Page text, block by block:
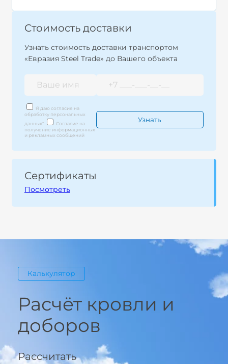
Стоимость доставки
Узнать стоимость доставки транспортом
«Евразия Steel Trade» до Вашего объекта
Я даю согласие на
обработку персональных
данных*
Согласие на
получение информационных
и рекламных сообщений
Сертификаты
Посмотреть
Калькулятор
Расчёт кровли и
доборов
Рассчитать